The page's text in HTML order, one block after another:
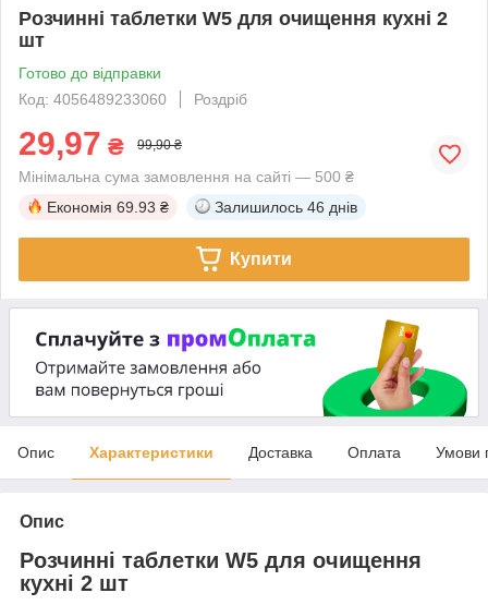
Розчинні таблетки W5 для очищення кухні 2
шт
Готово до відправки
Код: 4056489233060
Роздріб
29,97 ₴ 99,90 ₴
Мінімальна сума замовлення на сайті — 500 ₴
Економія 69.93 ₴ Залишилось 46 днів
Купити
Опис Характеристики Доставка Оплата Умови
Опис
Розчинні таблетки W5 для очищення
кухні 2 шт